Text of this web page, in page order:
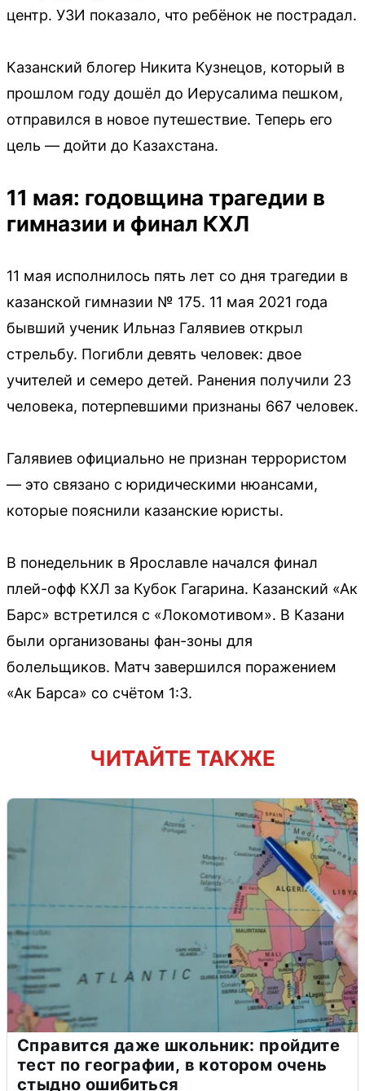
центр. УЗИ показало, что ребёнок не пострадал.
Казанский блогер Никита Кузнецов, который в
прошлом году дошёл до Иерусалима пешком,
отправился в новое путешествие. Теперь его
цель — дойти до Казахстана.
11 мая: годовщина трагедии в
гимназии и финал КХЛ
11 мая исполнилось пять лет со дня трагедии в
казанской гимназии № 175. 11 мая 2021 года
бывший ученик Ильназ Галявиев открыл
стрельбу. Погибли девять человек: двое
учителей и семеро детей. Ранения получили 23
человека, потерпевшими признаны 667 человек.
Галявиев официально не признан террористом
— это связано с юридическими нюансами,
которые пояснили казанские юристы.
В понедельник в Ярославле начался финал
плей-офф КХЛ за Кубок Гагарина. Казанский «Ак
Барс» встретился с «Локомотивом». В Казани
были организованы фан-зоны для
болельщиков. Матч завершился поражением
«Ак Барса» со счётом 1:3.
ЧИТАЙТЕ ТАКЖЕ
Справится даже школьник: пройдите
тест по географии, в котором очень
стыдно ошибиться